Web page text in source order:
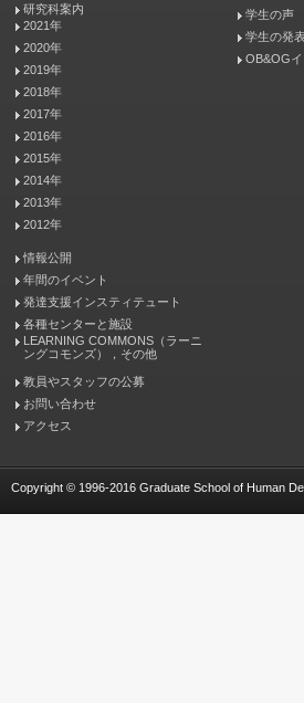
研究科案内
2021年
2020年
2019年
2018年
2017年
2016年
2015年
2014年
2013年
2012年
情報公開
年間のイベント
発達支援インスティテュート
各種センターと施設
LEARNING COMMONS（ラーニ
ングコモンズ），その他
教員やスタッフの公募
お問い合わせ
アクセス
学生の声
学生の発
OB&OG
Copyright © 1996-2016 Graduate School of Human